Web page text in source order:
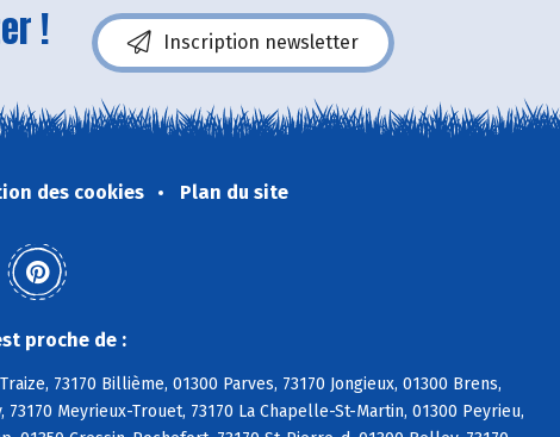
! Inscription newsletter
des cookies Plan du site
proche de :
73170 Billième, 01300 Parves, 73170 Jongieux, 01300 Brens,
Meyrieux-Trouet, 73170 La Chapelle-St-Martin, 01300 Peyrieu,